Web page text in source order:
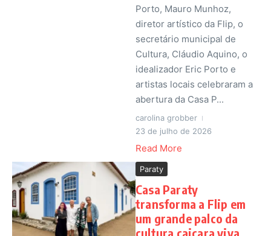
Porto, Mauro Munhoz,
diretor artístico da Flip, o
secretário municipal de
Cultura, Cláudio Aquino, o
idealizador Eric Porto e
artistas locais celebraram a
abertura da Casa P...
carolina grobber
23 de julho de 2026
Read More
Paraty
Casa Paraty
transforma a Flip em
um grande palco da
cultura caiçara viva